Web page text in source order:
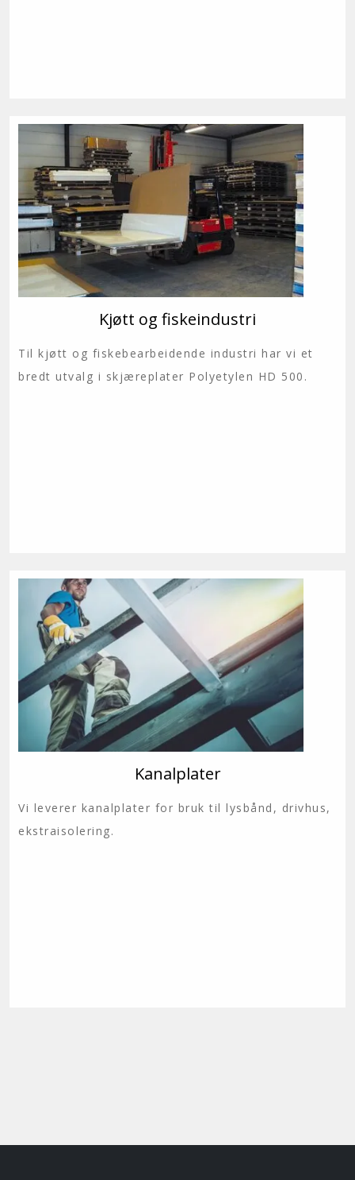
Kjøtt og fiskeindustri
Til kjøtt og fiskebearbeidende industri har vi et
bredt utvalg i skjæreplater Polyetylen HD 500.
Kanalplater
Vi leverer kanalplater for bruk til lysbånd, drivhus,
ekstraisolering.